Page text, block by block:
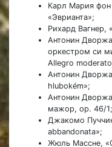
Карл Мария фон
«Эврианта»;
Рихард Вагнер,
Антонин
оркестром си
Allegro
Антонин
hlubokém»;
Антонин
мажор, op. 46/1;
Джакомо
abbandonata»;
Жюль Массне,